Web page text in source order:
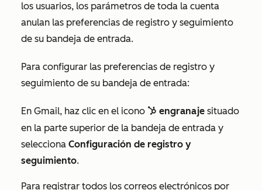
los usuarios, los parámetros de toda la cuenta
anulan las preferencias de registro y seguimiento
de su bandeja de entrada.
Para configurar las preferencias de registro y
seguimiento de su bandeja de entrada:
En Gmail, haz clic en el icono sprocket engranaje situado
en la parte superior de la bandeja de entrada y
selecciona Configuración de registro y
seguimiento.
Para registrar todos los correos electrónicos por